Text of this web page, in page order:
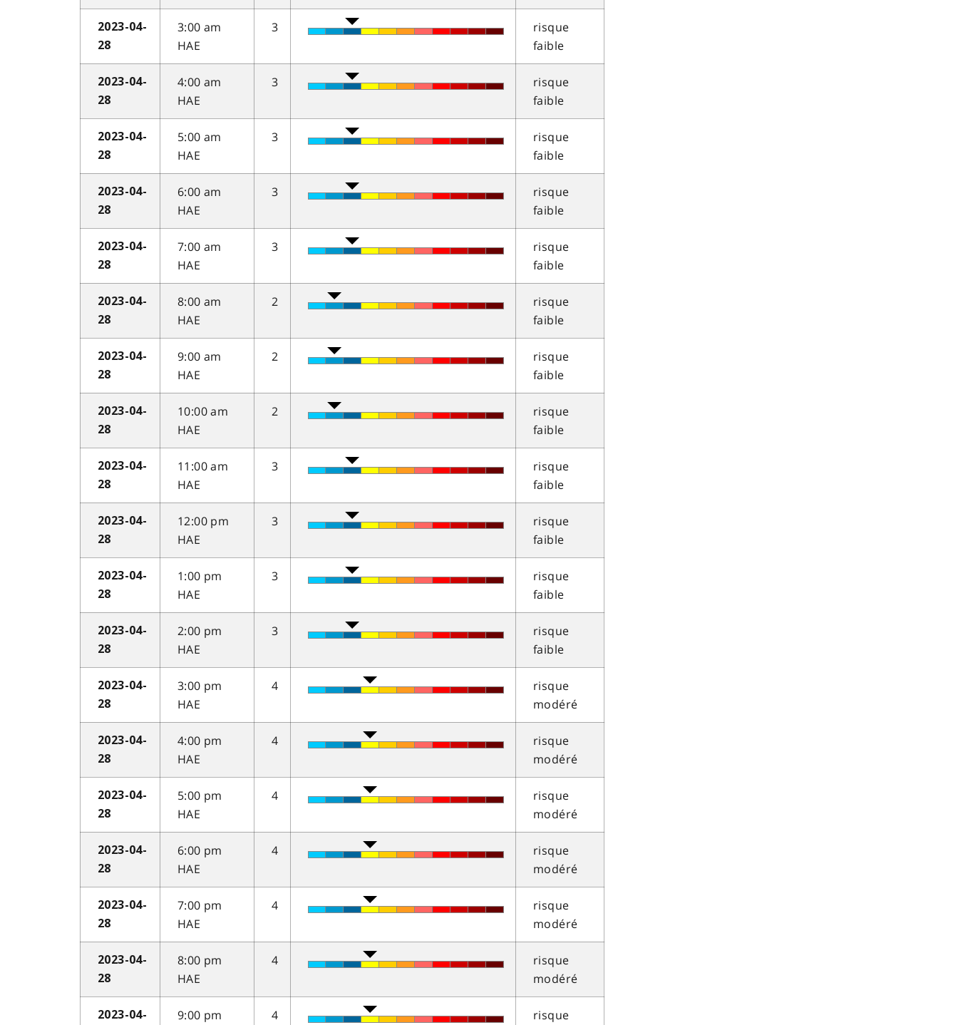
2023-04-
28
3:00 am
HAE
3
risque
faible
2023-04-
28
4:00 am
HAE
3
risque
faible
2023-04-
28
5:00 am
HAE
3
risque
faible
2023-04-
28
6:00 am
HAE
3
risque
faible
2023-04-
28
7:00 am
HAE
3
risque
faible
2023-04-
28
8:00 am
HAE
2
risque
faible
2023-04-
28
9:00 am
HAE
2
risque
faible
2023-04-
28
10:00 am
HAE
2
risque
faible
2023-04-
28
11:00 am
HAE
3
risque
faible
2023-04-
28
12:00 pm
HAE
3
risque
faible
2023-04-
28
1:00 pm
HAE
3
risque
faible
2023-04-
28
2:00 pm
HAE
3
risque
faible
2023-04-
28
3:00 pm
HAE
4
risque
modéré
2023-04-
28
4:00 pm
HAE
4
risque
modéré
2023-04-
28
5:00 pm
HAE
4
risque
modéré
2023-04-
28
6:00 pm
HAE
4
risque
modéré
2023-04-
28
7:00 pm
HAE
4
risque
modéré
2023-04-
28
8:00 pm
HAE
4
risque
modéré
2023-04-
9:00 pm
4
risque